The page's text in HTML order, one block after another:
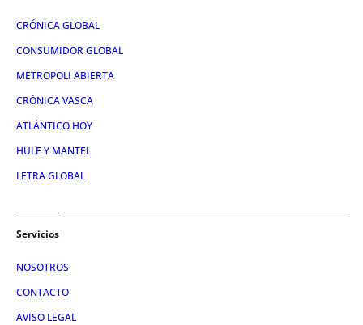
CRÓNICA GLOBAL
CONSUMIDOR GLOBAL
METROPOLI ABIERTA
CRÓNICA VASCA
ATLÁNTICO HOY
HULE Y MANTEL
LETRA GLOBAL
Servicios
NOSOTROS
CONTACTO
AVISO LEGAL